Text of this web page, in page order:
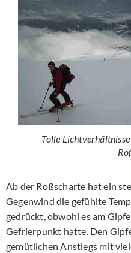
Tolle
Ab der Roßscharte hat ein
Gegenwind die gefühlte
gedrückt, obwohl es am
Gefrierpunkt hatte. Den
gemütlichen Anstiegs mit